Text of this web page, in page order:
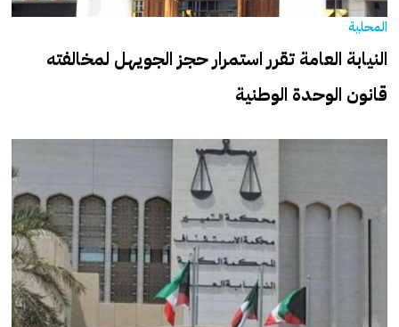
المحلية
⁧‫النيابة العامة تقرر استمرار حجز الجويهل‬⁩ لمخالفته
قانون الوحدة الوطنية